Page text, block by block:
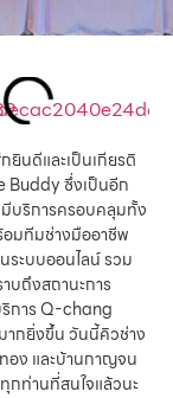
ยินดีและเป็นเกียรติ
Buddy ซึ่งเป็นอีก
บริการครอบคลุมทั้ง
มทีมช่างมืออาชีพ
ระบบออนไลน์ รวม
บถึงสถานะการ
การ Q-chang
ากยิ่งขึ้น วันนี้คิวช่าง
อง และบ้านกาญจน
กท่านที่สนใจแล้วนะ